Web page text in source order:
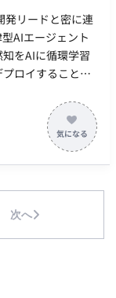
発リードと密に連
AIエージェント
をAIに循環学習
ロイすること。
プリケーション
、MCPツールを
サーバーの構築
現場実装
ログを収集し、AI
ックの実装、現
次へ